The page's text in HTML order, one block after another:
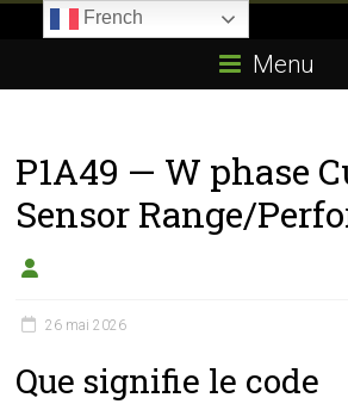
E85.com
passion
boîtier
éthanol
Menu
P1A49 — W phase
Sensor Range/
26 mai 2026
Que signifie le code
French